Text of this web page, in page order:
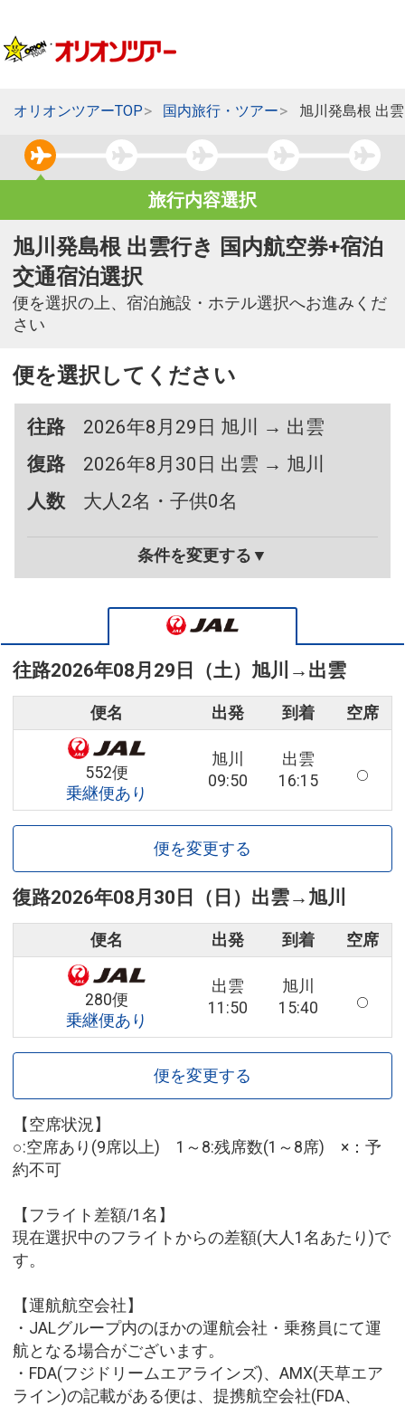
オリオンツアーTOP 国内旅行・ツアー 旭川発島根 出
旅行内容選択
旭川発島根 出雲行き 国内航空券+宿泊
交通宿泊選択
便を選択の上、宿泊施設・ホテル選択へお進みくだ
さい
便を選択してください
往路
2026年8月29日 旭川 → 出雲
復路
2026年8月30日 出雲 → 旭川
人数
大人2名・子供0名
条件を変更する▼
往路2026年08月29日（土） 旭川 → 出雲
便名 出発 到着 空席
552便
乗継便あり
旭川
09:50
出雲
16:15
便を変更する
復路2026年08月30日（日） 出雲→ 旭川
便名 出発 到着 空席
280便
乗継便あり
出雲
11:50
旭川
15:40
便を変更する
【空席状況】
○:空席あり(9席以上) 1～8:残席数(1～8席) ×：予
約不可
【フライト差額/1名】
現在選択中のフライトからの差額(大人1名あたり)で
す。
【運航航空会社】
・JALグループ内のほかの運航会社・乗務員にて運
航となる場合がございます。
・FDA(フジドリームエアラインズ)、AMX(天草エア
ライン)の記載がある便は、提携航空会社(FDA、